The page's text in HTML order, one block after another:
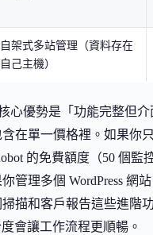
自架式多站管理（資料存在
自己主機）
心優勢是「功能完整但
含在單一價格裡。如果你
的免費額度（50 個監
管理多個 WordPress 網
描和客戶報告這些進階
會讓工作流程更順暢。